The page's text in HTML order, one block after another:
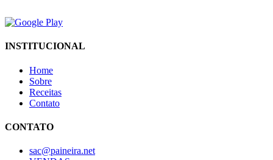
INSTITUCIONAL
Home
Sobre
Receitas
Contato
CONTATO
sac@paineira.net